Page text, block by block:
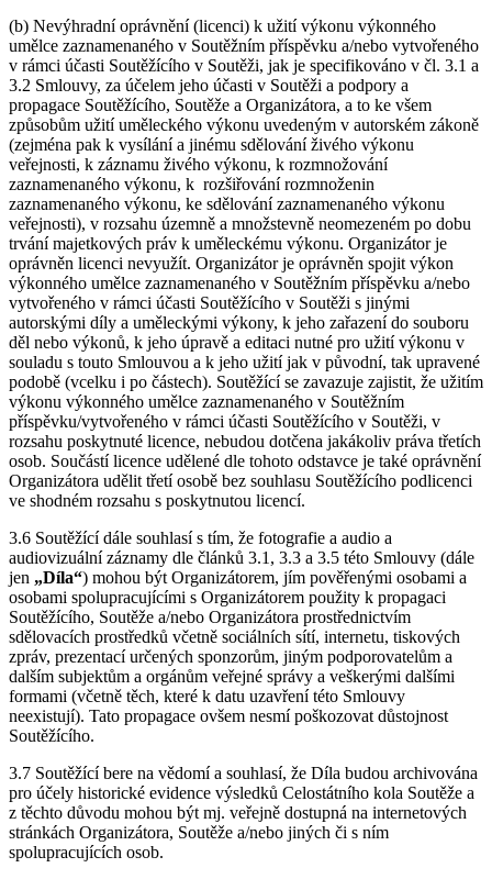
(b) Nevýhradní oprávnění (licenci) k užití výkonu výkonného
umělce zaznamenaného v Soutěžním příspěvku a/nebo vytvořeného
v rámci účasti Soutěžícího v Soutěži, jak je specifikováno v čl. 3.1 a
3.2 Smlouvy, za účelem jeho účasti v Soutěži a podpory a
propagace Soutěžícího, Soutěže a Organizátora, a to ke všem
způsobům užití uměleckého výkonu uvedeným v autorském zákoně
(zejména pak k vysílání a jinému sdělování živého výkonu
veřejnosti, k záznamu živého výkonu, k rozmnožování
zaznamenaného výkonu, k rozšiřování rozmnoženin
zaznamenaného výkonu, ke sdělování zaznamenaného výkonu
veřejnosti), v rozsahu územně a množstevně neomezeném po dobu
trvání majetkových práv k uměleckému výkonu. Organizátor je
oprávněn licenci nevyužít. Organizátor je oprávněn spojit výkon
výkonného umělce zaznamenaného v Soutěžním příspěvku a/nebo
vytvořeného v rámci účasti Soutěžícího v Soutěži s jinými
autorskými díly a uměleckými výkony, k jeho zařazení do souboru
děl nebo výkonů, k jeho úpravě a editaci nutné pro užití výkonu v
souladu s touto Smlouvou a k jeho užití jak v původní, tak upravené
podobě (vcelku i po částech). Soutěžící se zavazuje zajistit, že užitím
výkonu výkonného umělce zaznamenaného v Soutěžním
příspěvku/vytvořeného v rámci účasti Soutěžícího v Soutěži, v
rozsahu poskytnuté licence, nebudou dotčena jakákoliv práva třetích
osob. Součástí licence udělené dle tohoto odstavce je také oprávnění
Organizátora udělit třetí osobě bez souhlasu Soutěžícího podlicenci
ve shodném rozsahu s poskytnutou licencí.
3.6 Soutěžící dále souhlasí s tím, že fotografie a audio a
audiovizuální záznamy dle článků 3.1, 3.3 a 3.5 této Smlouvy (dále
jen „Díla“) mohou být Organizátorem, jím pověřenými osobami a
osobami spolupracujícími s Organizátorem použity k propagaci
Soutěžícího, Soutěže a/nebo Organizátora prostřednictvím
sdělovacích prostředků včetně sociálních sítí, internetu, tiskových
zpráv, prezentací určených sponzorům, jiným podporovatelům a
dalším subjektům a orgánům veřejné správy a veškerými dalšími
formami (včetně těch, které k datu uzavření této Smlouvy
neexistují). Tato propagace ovšem nesmí poškozovat důstojnost
Soutěžícího.
3.7 Soutěžící bere na vědomí a souhlasí, že Díla budou archivována
pro účely historické evidence výsledků Celostátního kola Soutěže a
z těchto důvodu mohou být mj. veřejně dostupná na internetových
stránkách Organizátora, Soutěže a/nebo jiných či s ním
spolupracujících osob.